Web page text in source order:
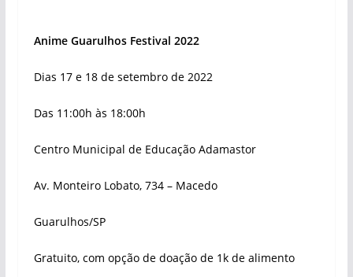
Anime Guarulhos Festival 2022
Dias 17 e 18 de setembro de 2022
Das 11:00h às 18:00h
Centro Municipal de Educação Adamastor
Av. Monteiro Lobato, 734 – Macedo
Guarulhos/SP
Gratuito, com opção de doação de 1k de alimento